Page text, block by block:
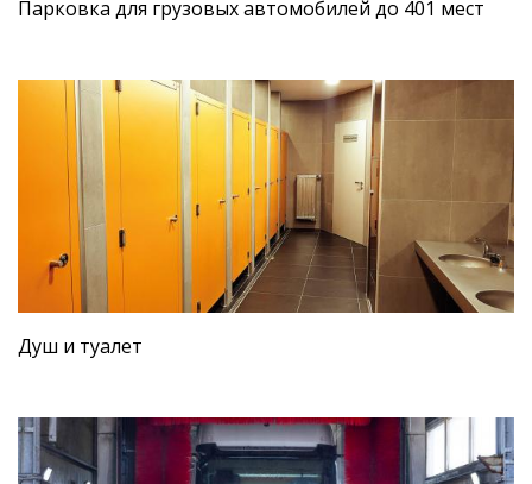
Парковка для грузовых автомобилей до 401 мест
Душ и туалет